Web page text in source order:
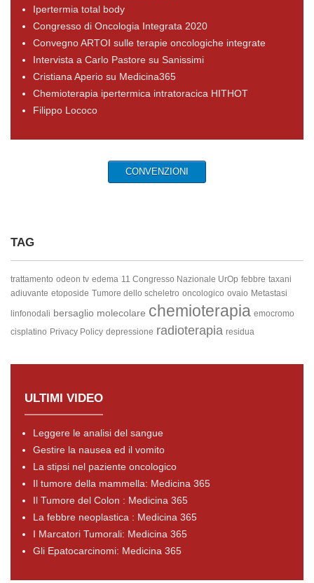
Ipertermia total body
Congresso di Oncologia Integrata 2020
Convegno ARTOI sulle terapie oncologiche integrate
Intervista a Carlo Pastore su Sanissimi
Cristiana Aperio su Medicina365
Chemioterapia ipertermica intratoracica HITHOT
Filippo Lococo
CONVENZIONI
TAG
trattamento odeon tv edema 11 Congresso Nazionale UrOp febbre taxani
adiuvante etoposide Tumore dello scheletro oncologico ovaio Metastasi
linfonodali bersaglio molecolare chemioterapia emocromo
cisplatino Privacy Policy depressione radioterapia residua
ULTIMI VIDEO
Leggere le analisi del sangue
Gestire la nausea ed il vomito
La stipsi nel paziente oncologico
Il tumore della mammella: Medicina 365
Il Tumore del Colon : Medicina 365
La febbre neoplastica : Medicina 365
I Marcatori Tumorali: Medicina 365
Gli Epatocarcinomi: Medicina 365